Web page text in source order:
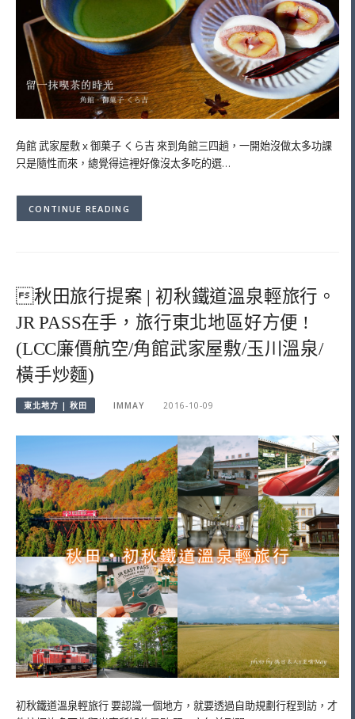
角館 武家屋敷 x 御菓子 くら吉 來到角館三四趟，一開始沒做太多功課
只是隨性而來，總覺得這裡好像沒太多吃的選…
CONTINUE READING
秋田旅行提案 | 初秋鐵道溫泉輕旅行。
JR PASS在手，旅行東北地區好方便 !
(LCC廉價航空/角館武家屋敷/玉川溫泉/
橫手炒麵)
東北地方 | 秋田 IMMAY 2016-10-09
初秋鐵道溫泉輕旅行 要認識一個地方，就要透過自助規劃行程到訪，才